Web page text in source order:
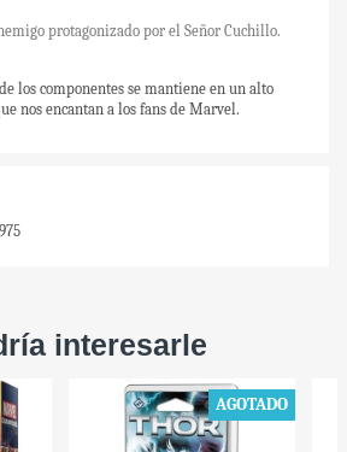
protagonizado por el Señor Cuchillo.
los componentes se mantiene en un alto
nos encantan a los fans de Marvel.
interesarle
AGOTADO